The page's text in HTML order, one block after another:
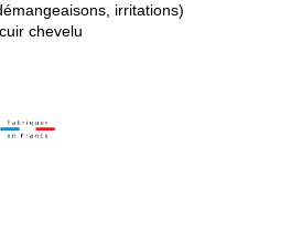
irritations)
chevelu